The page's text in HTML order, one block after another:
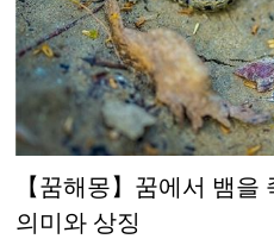
【꿈해몽】꿈에서 뱀
의미와 상징